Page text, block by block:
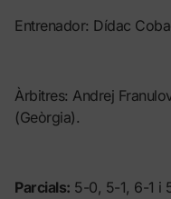
Entrenador: Dídac
Àrbitres: Andrej
(Geòrgia).
Parcials: 5-0, 5-1, 6-1 i